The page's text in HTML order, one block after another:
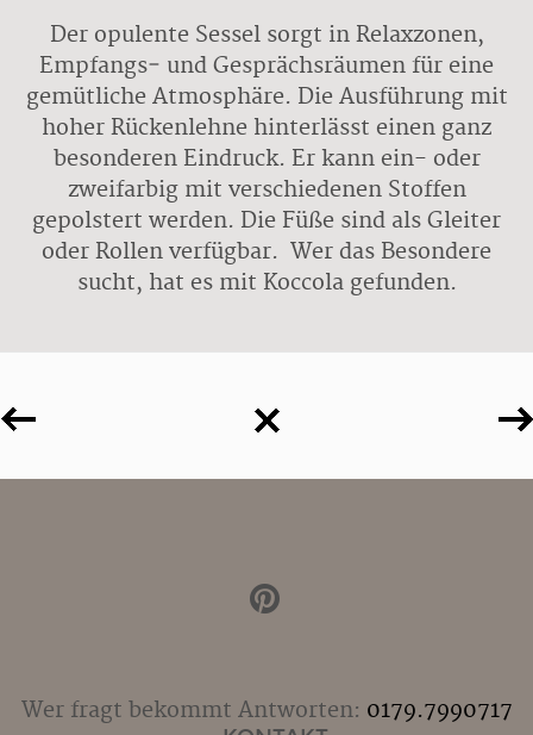
Der opulente Sessel sorgt in Relaxzonen,
Empfangs‐ und Gesprächsräumen für eine
gemütliche Atmosphäre. Die Ausführung mit
hoher Rückenlehne hinterlässt einen ganz
besonderen Eindruck. Er kann ein- oder
zweifarbig mit verschiedenen Stoffen
gepolstert werden. Die Füße sind als Gleiter
oder Rollen verfügbar. Wer das Besondere
sucht, hat es mit Koccola gefunden.
Wer fragt bekommt Antworten: 0179.7990717